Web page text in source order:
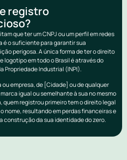
registro
que ter um CNPJ ou um perfil em redes
é o suficiente para garantir sua
perigosa. A única forma de ter o direito
logotipo em todo o Brasil é através do
Propriedade Industrial (INPI).
empresa, de [Cidade] ou de qualquer
igual ou semelhante à sua no mesmo
registrou primeiro tem o direito legal
nome, resultando em perdas financeiras e
construção da sua identidade do zero.